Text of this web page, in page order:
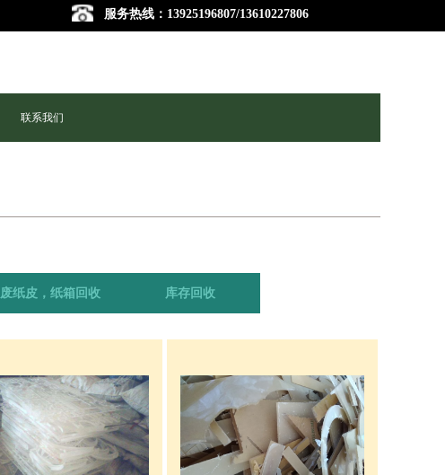
服务热线：13925196807/13610227806
联系我们
废纸皮，纸箱回收 库存回收